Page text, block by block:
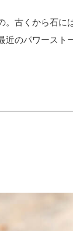
古くから石
のパワースト